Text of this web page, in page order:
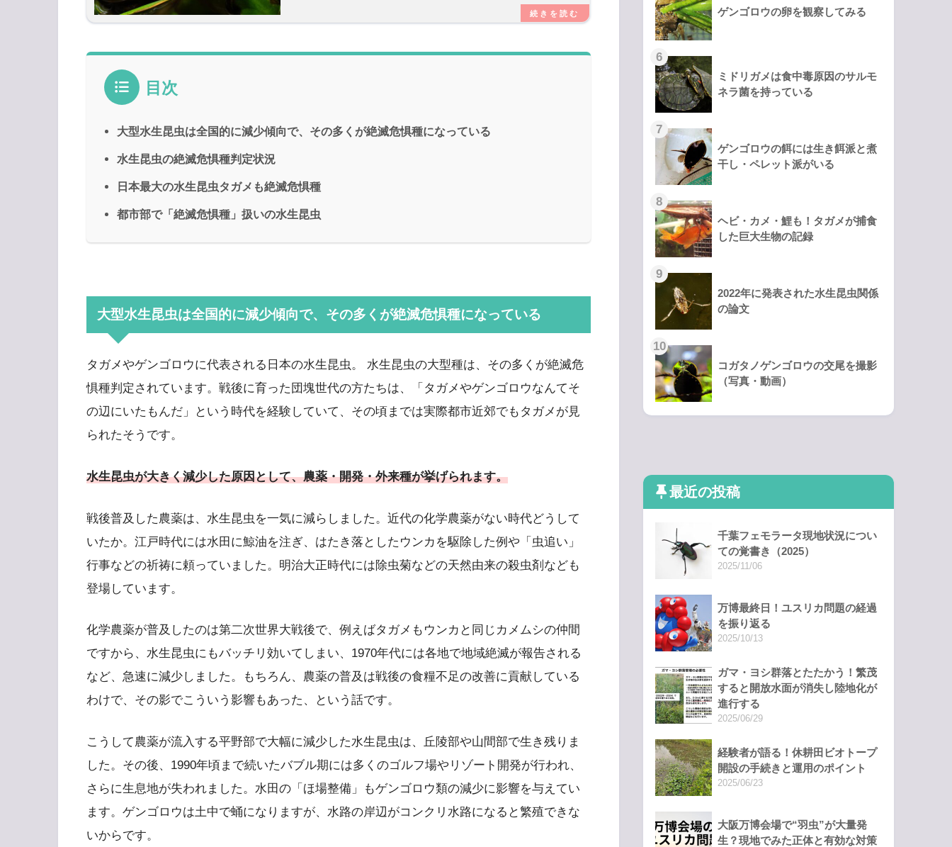
目次
大型水生昆虫は全国的に減少傾向で、その多くが絶滅危惧種になっている
水生昆虫の絶滅危惧種判定状況
日本最大の水生昆虫タガメも絶滅危惧種
都市部で「絶滅危惧種」扱いの水生昆虫
大型水生昆虫は全国的に減少傾向で、その多くが絶滅危惧種になっている
タガメやゲンゴロウに代表される日本の水生昆虫。 水生昆虫の大型種は、その多くが絶滅危
惧種判定されています。戦後に育った団塊世代の方たちは、「タガメやゲンゴロウなんてそ
の辺にいたもんだ」という時代を経験していて、その頃までは実際都市近郊でもタガメが見
られたそうです。
水生昆虫が大きく減少した原因として、農薬・開発・外来種が挙げられます。
戦後普及した農薬は、水生昆虫を一気に減らしました。近代の化学農薬がない時代どうして
いたか。江戸時代には水田に鯨油を注ぎ、はたき落としたウンカを駆除した例や「虫追い」
行事などの祈祷に頼っていました。明治大正時代には除虫菊などの天然由来の殺虫剤なども
登場しています。
化学農薬が普及したのは第二次世界大戦後で、例えばタガメもウンカと同じカメムシの仲間
ですから、水生昆虫にもバッチリ効いてしまい、1970年代には各地で地域絶滅が報告される
など、急速に減少しました。もちろん、農薬の普及は戦後の食糧不足の改善に貢献している
わけで、その影でこういう影響もあった、という話です。
こうして農薬が流入する平野部で大幅に減少した水生昆虫は、丘陵部や山間部で生き残りま
した。その後、1990年頃まで続いたバブル期には多くのゴルフ場やリゾート開発が行われ、
さらに生息地が失われました。水田の「ほ場整備」もゲンゴロウ類の減少に影響を与えてい
ます。ゲンゴロウは土中で蛹になりますが、水路の岸辺がコンクリ水路になると繁殖できな
いからです。
ゲンゴロウの卵を観察してみる
ミドリガメは食中毒原因のサルモ
ネラ菌を持っている
ゲンゴロウの餌には生き餌派と煮
干し・ペレット派がいる
ヘビ・カメ・鯉も！タガメが捕食
した巨大生物の記録
2022年に発表された水生昆虫関係
の論文
コガタノゲンゴロウの交尾を撮影
（写真・動画）
最近の投稿
千葉フェモラータ現地状況につい
ての覚書き（2025）
2025/11/06
万博最終日！ユスリカ問題の経過
を振り返る
2025/10/13
ガマ・ヨシ群落とたたかう！繁茂
すると開放水面が消失し陸地化が
進行する
2025/06/29
経験者が語る！休耕田ビオトープ
開設の手続きと運用のポイント
2025/06/23
大阪万博会場で“羽虫”が大量発
生？現地でみた正体と有効な対策